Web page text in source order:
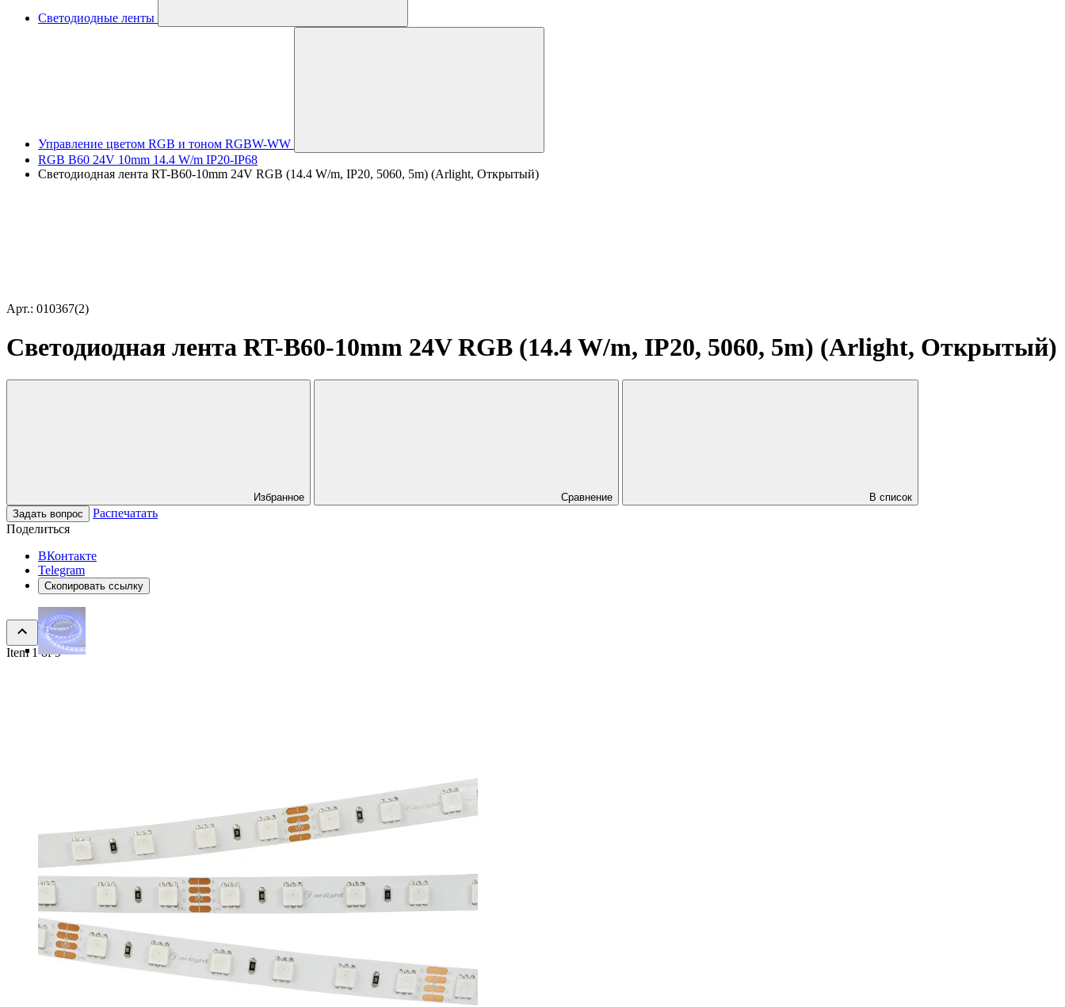
Светодиодные ленты
Управление цветом RGB и тоном RGBW-WW
RGB B60 24V 10mm 14.4 W/m IP20-IP68
Светодиодная лента RT-B60-10mm 24V RGB (14.4 W/m, IP20, 5060, 5m) (Arlight, Открытый)
Арт.: 010367(2)
Светодиодная лента RT-B60-10mm 24V RGB (14.4 W/m, IP20, 5060, 5m) (Arlight, Открытый)
Избранное Сравнение
В список
Задать вопрос
Распечатать
Поделиться
ВКонтакте
Telegram
Скопировать ссылку
Item 1 of 9